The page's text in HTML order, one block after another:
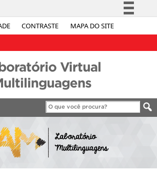
CONTRASTE MAPA DO SITE
Simplifique!
Acesso à informação
Legislação
Canais
Virtual